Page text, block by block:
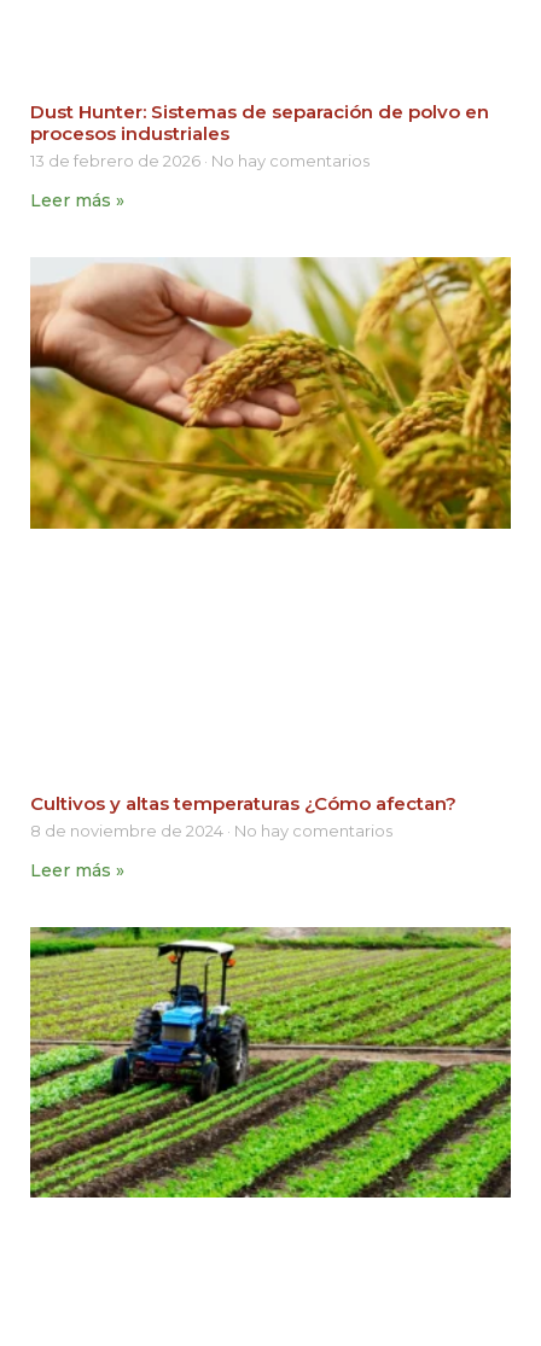
Dust Hunter: Sistemas de separación de polvo en
procesos industriales
13 de febrero de 2026 No hay comentarios
Leer más »
Cultivos y altas temperaturas ¿Cómo afectan?
8 de noviembre de 2024 No hay comentarios
Leer más »